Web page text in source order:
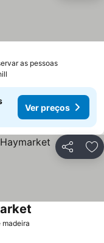
as pessoas
Ver preços
Partilhar
madeira